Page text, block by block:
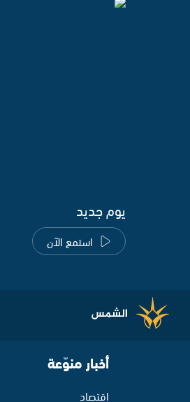
يوم جديد
استمع الآن
أخبار منوّعة
اقتصاد